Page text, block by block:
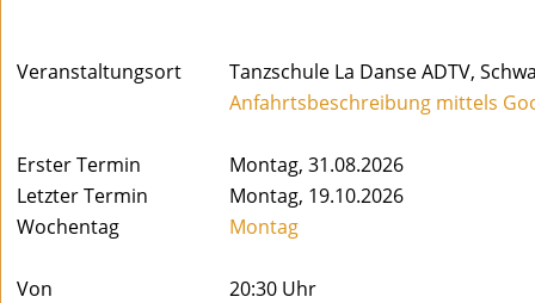
Veranstaltungsort
Tanzschule La Danse ADTV,
Anfahrtsbeschreibung mittels
Erster Termin
Montag, 31.08.2026
Letzter Termin
Montag, 19.10.2026
Wochentag
Montag
Von
20:30 Uhr